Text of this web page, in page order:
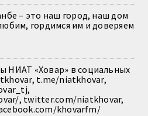
– это наш город, наш дом
гордимся им и доверяем
НИАТ «Ховар» в социальных
t.me/niatkhovar,
, twitter.com/niatkhovar,
khovarfm/